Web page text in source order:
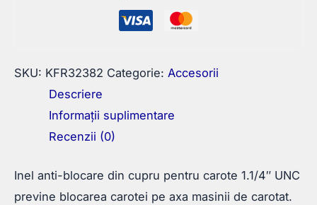
SKU: KFR32382 Categorie: Accesorii
Descriere
Informații suplimentare
Recenzii (0)
Inel anti-blocare din cupru pentru carote 1.1/4″ UNC
previne blocarea carotei pe axa masinii de carotat.